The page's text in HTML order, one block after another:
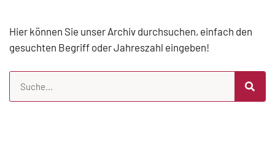
Hier können Sie unser Archiv durchsuchen, einfach den
gesuchten Begriff oder Jahreszahl eingeben!